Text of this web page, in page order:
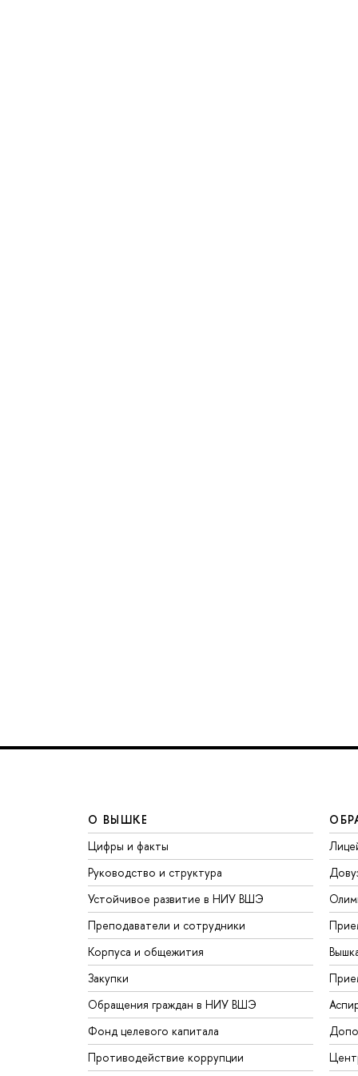
О ВЫШКЕ
Цифры и факты
Руководство и структура
Устойчивое развитие в НИУ ВШЭ
Преподаватели и сотрудники
Корпуса и общежития
Закупки
Обращения граждан в НИУ ВШЭ
Фонд целевого капитала
Противодействие коррупции